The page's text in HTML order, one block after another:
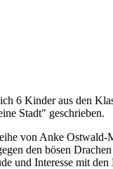
6 Kinder aus den
Stadt" geschrieben.
von Anke
den bösen
und Interesse mit